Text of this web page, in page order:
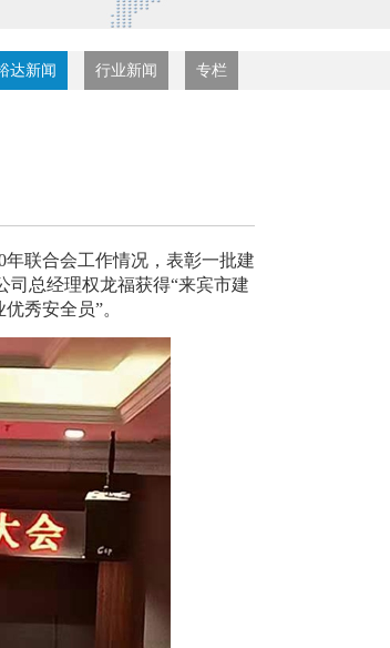
达新闻 行业新闻 专栏
联合会工作情况，表彰一批建
总经理权龙福获得“来宾市建
秀安全员”。